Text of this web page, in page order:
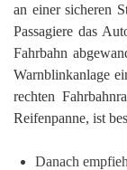
an einer sicheren
Passagiere das
Fahrbahn
Warnblinkanlage
rechten
Reifenpanne, ist
Danach